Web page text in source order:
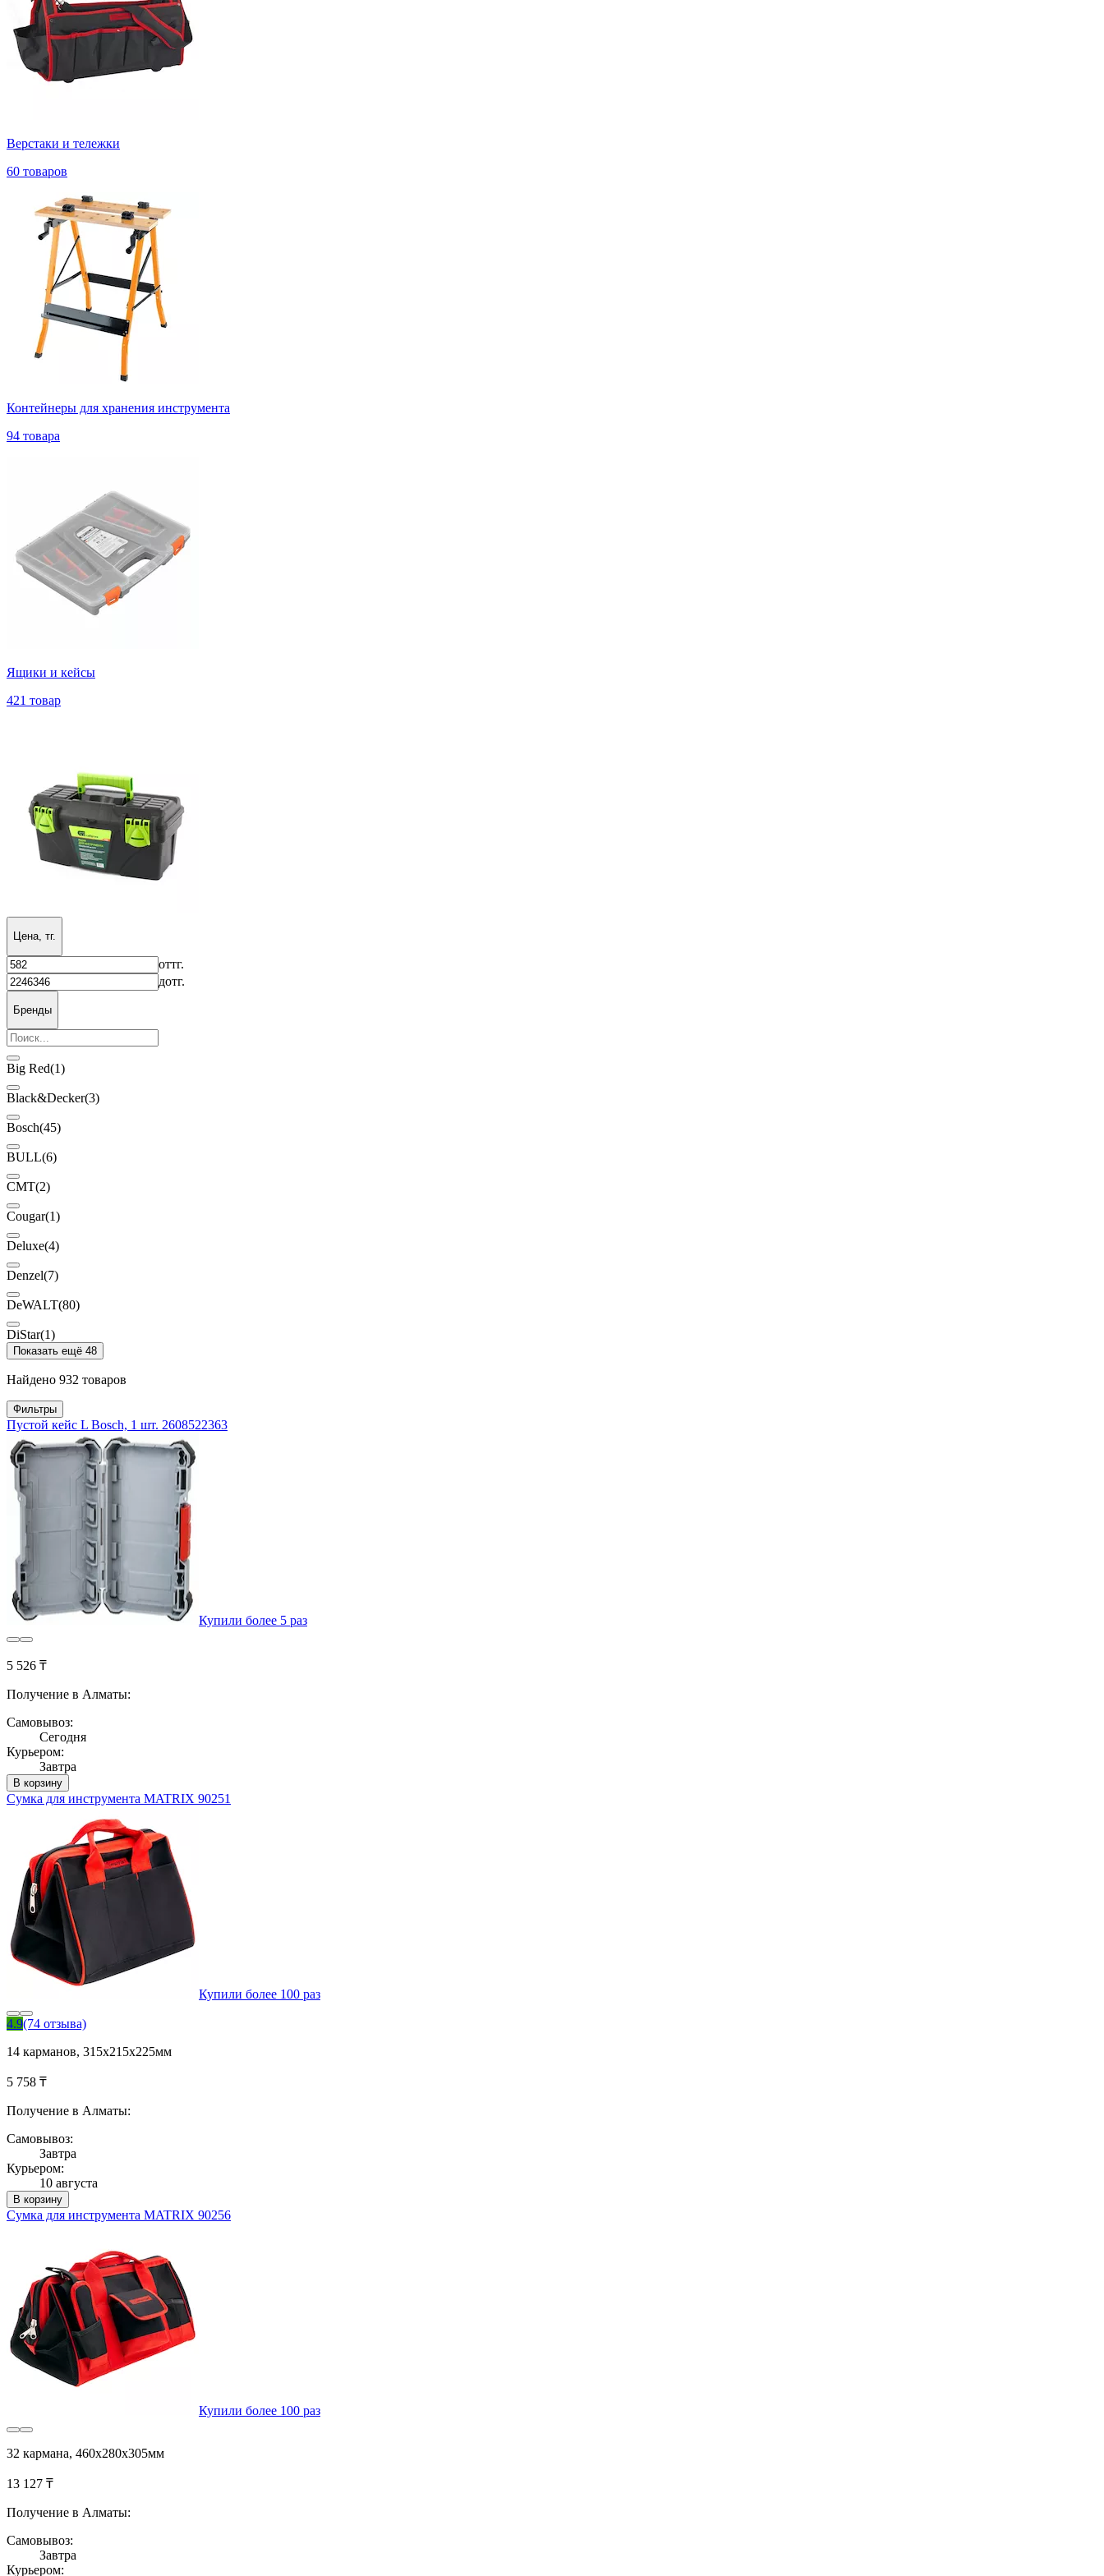
Верстаки и тележки
60 товаров
Контейнеры для хранения инструмента
94 товара
Ящики и кейсы
421 товар
Цена, тг.
оттг.
дотг.
Бренды
Big Red(1)
Black&Decker(3)
Bosch(45)
BULL(6)
CMT(2)
Cougar(1)
Deluxe(4)
Denzel(7)
DeWALT(80)
DiStar(1)
Показать ещё 48
Найдено 932 товаров
Фильтры
Пустой кейс L Bosch, 1 шт. 2608522363
Купили более 5 раз
5 526 ₸
Получение в Алматы:
Самовывоз:
Сегодня
Курьером:
Завтра
В корзину
Сумка для инструмента MATRIX 90251
Купили более 100 раз
4.9(74 отзыва)
14 карманов, 315x215x225мм
5 758 ₸
Получение в Алматы:
Самовывоз:
Завтра
Курьером:
10 августа
В корзину
Сумка для инструмента MATRIX 90256
Купили более 100 раз
32 кармана, 460x280x305мм
13 127 ₸
Получение в Алматы:
Самовывоз:
Завтра
Курьером: